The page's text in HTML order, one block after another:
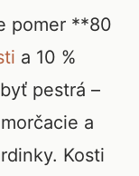
pomer **80
a 10 %
pestrá –
a
Kosti